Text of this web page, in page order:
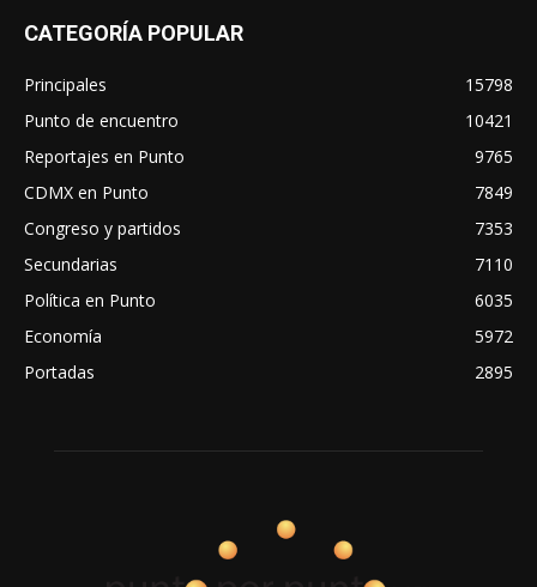
CATEGORÍA POPULAR
Principales
15798
Punto de encuentro
10421
Reportajes en Punto
9765
CDMX en Punto
7849
Congreso y partidos
7353
Secundarias
7110
Política en Punto
6035
Economía
5972
Portadas
2895